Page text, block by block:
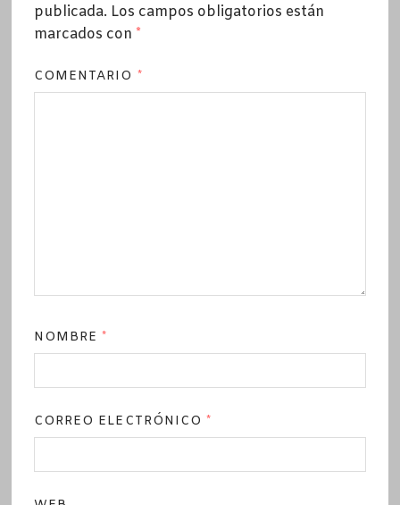
publicada. Los campos obligatorios están
marcados con *
COMENTARIO *
NOMBRE*
CORREO ELECTRÓNICO*